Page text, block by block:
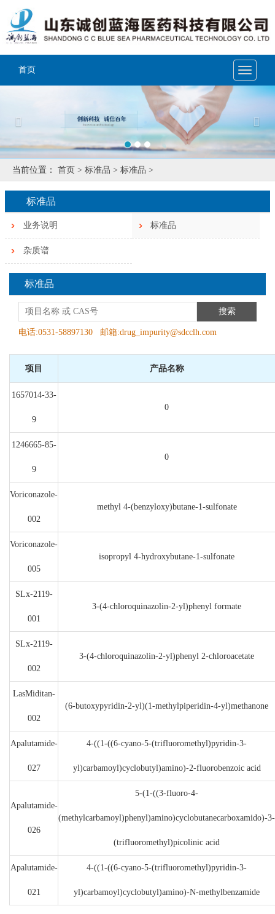
Toggle
首页
当前位置： 首页 > 标准品 > 标准品 >
标准品
业务说明 标准品
杂质谱
标准品
搜索
电话:0531-58897130 邮箱:drug_impurity@sdcclh.com
项目 产品名称
1657014-33-
9
0
1246665-85-
9
0
Voriconazole-
002
methyl 4-(benzyloxy)butane-1-sulfonate
Voriconazole-
005
isopropyl 4-hydroxybutane-1-sulfonate
SLx-2119-
001
3-(4-chloroquinazolin-2-yl)phenyl formate
SLx-2119-
002
3-(4-chloroquinazolin-2-yl)phenyl 2-chloroacetate
LasMiditan-
002
(6-butoxypyridin-2-yl)(1-methylpiperidin-4-yl)methanone
Apalutamide-
027
4-((1-((6-cyano-5-(trifluoromethyl)pyridin-3-
yl)carbamoyl)cyclobutyl)amino)-2-fluorobenzoic acid
Apalutamide-
026
5-(1-((3-fluoro-4-
(methylcarbamoyl)phenyl)amino)cyclobutanecarboxamido)-3-
(trifluoromethyl)picolinic acid
Apalutamide-
021
4-((1-((6-cyano-5-(trifluoromethyl)pyridin-3-
yl)carbamoyl)cyclobutyl)amino)-N-methylbenzamide